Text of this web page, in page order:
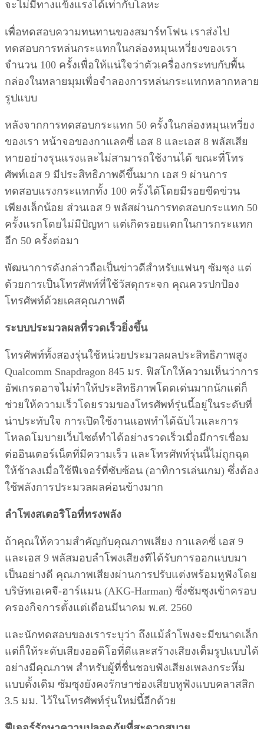
จะไม่มีทางแข็งแรงได้เท่ากับโลหะ
เพื่อทดสอบความทนทานของสมาร์ทโฟน เราส่งไป
ทดสอบการหล่นกระแทกในกล่องหมุนเหวี่ยงของเรา
จำนวน 100 ครั้งเพื่อให้แน่ใจว่าตัวเครื่องกระทบกับพื้น
กล่องในหลายมุมเพื่อจำลองการหล่นกระแทกหลากหลาย
รูปแบบ
หลังจากการทดสอบกระแทก 50 ครั้งในกล่องหมุนเหวี่ยง
ของเรา หน้าจอของกาแลคซี่ เอส 8 และเอส 8 พลัสเสีย
หายอย่างรุนแรงและไม่สามารถใช้งานได้ ขณะที่โทร
ศัพท์เอส 9 มีประสิทธิภาพดีขึ้นมาก เอส 9 ผ่านการ
ทดสอบแรงกระแทกทั้ง 100 ครั้งได้โดยมีรอยขีดข่วน
เพียงเล็กน้อย ส่วนเอส 9 พลัสผ่านการทดสอบกระแทก 50
ครั้งแรกโดยไม่มีปัญหา แต่เกิดรอยแตกในการกระแทก
อีก 50 ครั้งต่อมา
พัฒนาการดังกล่าวถือเป็นข่าวดีสำหรับแฟนๆ ซัมซุง แต่
ด้วยการเป็นโทรศัพท์ที่ใช้วัสดุกระจก คุณควรปกป้อง
โทรศัพท์ด้วยเคสคุณภาพดี
ระบบประมวลผลที่รวดเร็วยิ่งขึ้น
โทรศัพท์ทั้งสองรุ่นใช้หน่วยประมวลผลประสิทธิภาพสูง
Qualcomm Snapdragon 845 มร. ฟิสโกให้ความเห็นว่าการ
อัพเกรดอาจไม่ทำให้ประสิทธิภาพโดดเด่นมากนักแต่ก็
ช่วยให้ความเร็วโดยรวมของโทรศัพท์รุ่นนี้อยู่ในระดับที่
น่าประทับใจ การเปิดใช้งานแอพทำได้ฉับไวและการ
โหลดโมบายเว็บไซต์ทำได้อย่างรวดเร็วเมื่อมีการเชื่อม
ต่ออินเตอร์เน็ตที่มีความเร็ว และโทรศัพท์รุ่นนี้ไม่ถูกฉุด
ให้ช้าลงเมื่อใช้ฟีเจอร์ที่ซับซ้อน (อาทิการเล่นเกม) ซึ่งต้อง
ใช้พลังการประมวลผลค่อนข้างมาก
ลำโพงสเตอริโอที่ทรงพลัง
ถ้าคุณให้ความสำคัญกับคุณภาพเสียง กาแลคซี่ เอส 9
และเอส 9 พลัสมอบลำโพงเสียงทีได้รับการออกแบบมา
เป็นอย่างดี คุณภาพเสียงผ่านการปรับแต่งพร้อมหูฟังโดย
บริษัทเอเคจี-ฮาร์แมน (AKG-Harman) ซึ่งซัมซุงเข้าครอบ
ครองกิจการตั้งแต่เดือนมีนาคม พ.ศ. 2560
และนักทดสอบของเราระบุว่า ถึงแม้ลำโพงจะมีขนาดเล็ก
แต่ก็ให้ระดับเสียงออดิโอที่ดีและสร้างเสียงเต็มรูปแบบได้
อย่างมีคุณภาพ สำหรับผู้ที่ชื่นชอบฟังเสียงเพลงกระหึ่ม
แบบดั้งเดิม ซัมซุงยังคงรักษาช่องเสียบหูฟังแบบคลาสสิก
3.5 มม. ไว้ในโทรศัพท์รุ่นใหม่นี้อีกด้วย